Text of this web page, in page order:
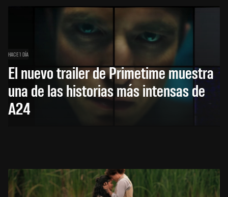
HACE 1 DÍA
El nuevo trailer de Primetime muestra
una de las historias más intensas de
A24